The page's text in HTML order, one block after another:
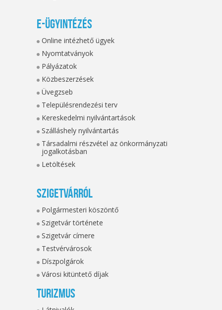
E-ügyintézés
Online intézhető ügyek
Nyomtatványok
Pályázatok
Közbeszerzések
Üvegzseb
Településrendezési terv
Kereskedelmi nyilvántartások
Szálláshely nyilvántartás
Társadalmi részvétel az önkormányzati
jogalkotásban
Letöltések
Szigetvárról
Polgármesteri köszöntő
Szigetvár története
Szigetvár címere
Testvérvárosok
Díszpolgárok
Városi kitüntető díjak
Turizmus